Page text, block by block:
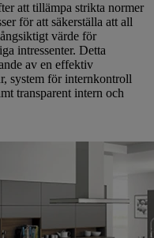
att tillämpa strikta normer
för att säkerställa att all
värde för
intressenter. Detta
av en effektiv
system för internkontroll
transparent intern och